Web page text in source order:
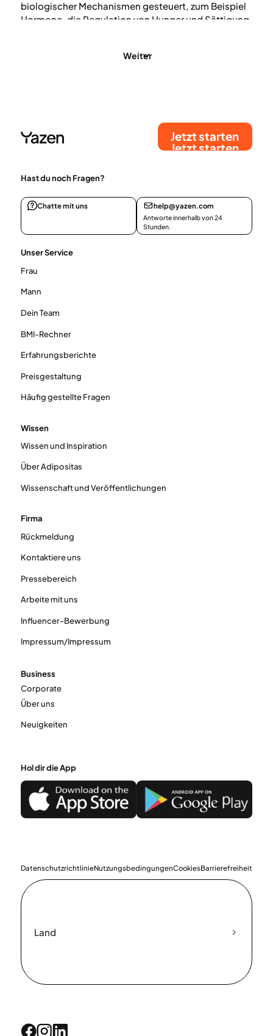
biologischer Mechanismen gesteuert, zum Beispiel
Hormone, die Regulation von Hunger und Sättigung
keine ausreichenden oder dauerhaften Erfolge
Weiter
Jetzt starten
Jetzt starten
Hast du noch Fragen?
Chatte mit uns help@yazen.com
Antworte innerhalb von 24
Stunden.
Unser Service
Frau
Mann
Dein Team
BMI-Rechner
Erfahrungsberichte
Preisgestaltung
Häufig gestellte Fragen
Wissen
Wissen und Inspiration
Über Adipositas
Wissenschaft und Veröffentlichungen
Firma
Rückmeldung
Kontaktiere uns
Pressebereich
Arbeite mit uns
Influencer-Bewerbung
Impressum/Impressum
Business
Corporate
Über uns
Neuigkeiten
Hol dir die App
DatenschutzrichtlinieNutzungsbedingungenCookiesBarrierefreiheit
Land